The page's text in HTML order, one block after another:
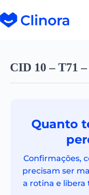
CID 10 – T71
Quanto
Confirmações,
precisam ser
a rotina e